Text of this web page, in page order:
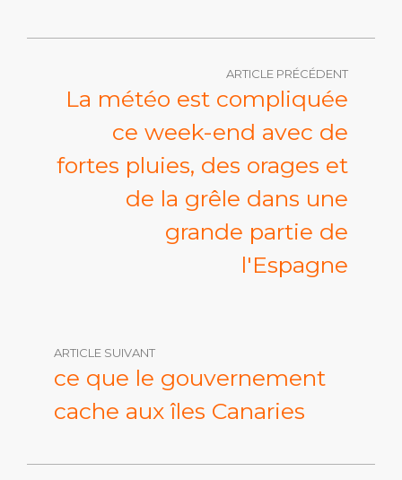
ARTICLE PRÉCÉDENT
La météo est compliquée
ce week-end avec de
fortes pluies, des orages et
de la grêle dans une
grande partie de
l'Espagne
ARTICLE SUIVANT
ce que le gouvernement
cache aux îles Canaries